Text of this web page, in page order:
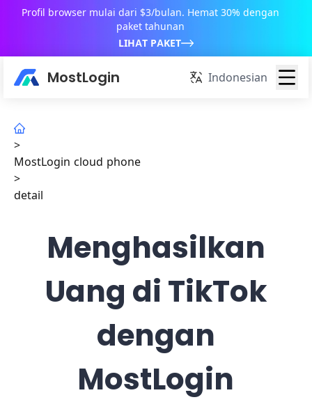
Profil browser mulai dari $3/bulan. Hemat 30% dengan
paket tahunan
LIHAT PAKET
MostLogin Indonesian
>
MostLogin cloud phone
>
detail
Menghasilkan
Uang di TikTok
dengan
MostLogin